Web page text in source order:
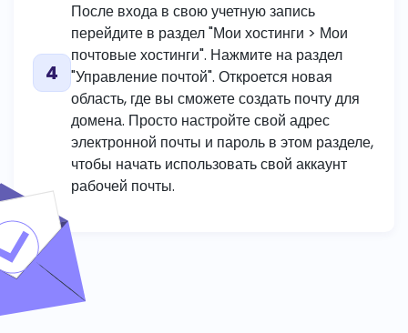
После входа в свою учетную запись
перейдите в раздел "Мои хостинги > Мои
почтовые хостинги". Нажмите на раздел
"Управление почтой". Откроется новая
область, где вы сможете создать почту для
домена. Просто настройте свой адрес
электронной почты и пароль в этом разделе,
чтобы начать использовать свой аккаунт
рабочей почты.